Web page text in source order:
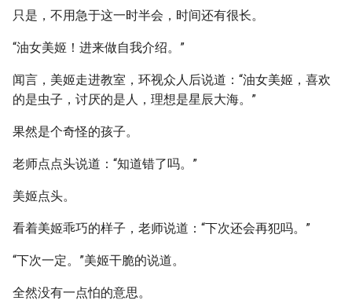
只是，不用急于这一时半会，时间还有很长。
“油女美姬！进来做自我介绍。”
闻言，美姬走进教室，环视众人后说道：“油女美姬，喜欢
的是虫子，讨厌的是人，理想是星辰大海。”
果然是个奇怪的孩子。
老师点点头说道：“知道错了吗。”
美姬点头。
看着美姬乖巧的样子，老师说道：“下次还会再犯吗。”
“下次一定。”美姬干脆的说道。
全然没有一点怕的意思。